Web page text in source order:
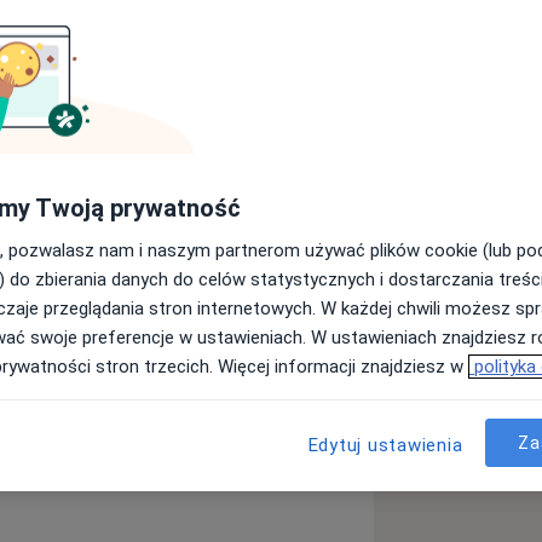
Dyplomowany
Dyplomowany Coach i Mentor,
w Instytucie Psychologii w
Twoją prywatność
pozwalasz nam i naszym partnerom używać plików cookie (lub
do zbierania danych do celów statystycznych i dostarczania
przeglądania stron internetowych. W każdej chwili możesz
swoje preferencje w ustawieniach. W ustawieniach znajdziesz
stron trzecich. Więcej informacji znajdziesz w polityka
Edytuj ustawienia